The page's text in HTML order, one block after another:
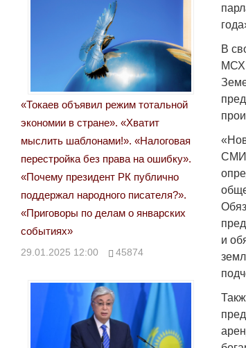
В
МСХ
СМИ,
и
«Токаев объявил режим тотальной
экономии в стране». «Хватит
мыслить шаблонами!». «Налоговая
перестройка без права на ошибку».
«Почему президент РК публично
поддержал народного писателя?».
«Приговоры по делам о январских
событиях»
29.01.2025 12:00 45874